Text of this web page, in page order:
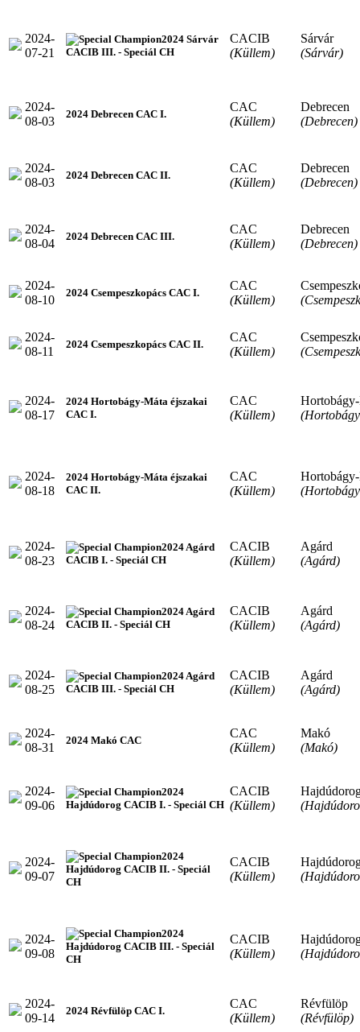
2024-
07-21
2024 Sárvár
CACIB III. - Speciál CH
CACIB
(Küllem)
Sárvár
(Sárvár)
2024-
08-03
2024 Debrecen CAC I.
CAC
(Küllem)
Debrecen
(Debrecen)
2024-
08-03
2024 Debrecen CAC II.
CAC
(Küllem)
Debrecen
(Debrecen)
2024-
08-04
2024 Debrecen CAC III.
CAC
(Küllem)
Debrecen
(Debrecen)
2024-
08-10
2024 Csempeszkopács CAC I.
CAC
(Küllem)
2024-
08-11
2024 Csempeszkopács CAC II.
CAC
(Küllem)
2024-
08-17
2024 Hortobágy-Máta éjszakai
CAC I.
CAC
(Küllem)
2024-
08-18
2024 Hortobágy-Máta éjszakai
CAC II.
CAC
(Küllem)
2024-
08-23
2024 Agárd
CACIB I. - Speciál CH
CACIB
(Küllem)
Agárd
(Agárd)
2024-
08-24
2024 Agárd
CACIB II. - Speciál CH
CACIB
(Küllem)
Agárd
(Agárd)
2024-
08-25
2024 Agárd
CACIB III. - Speciál CH
CACIB
(Küllem)
Agárd
(Agárd)
2024-
08-31
2024 Makó CAC
CAC
(Küllem)
Makó
(Makó)
2024-
09-06
2024
Hajdúdorog CACIB I. - Speciál CH
CACIB
(Küllem)
2024-
09-07
2024
Hajdúdorog CACIB II. - Speciál
CH
CACIB
(Küllem)
2024-
09-08
2024
Hajdúdorog CACIB III. - Speciál
CH
CACIB
(Küllem)
2024-
09-14
2024 Révfülöp CAC I.
CAC
(Küllem)
Révfülöp
(Révfülöp)